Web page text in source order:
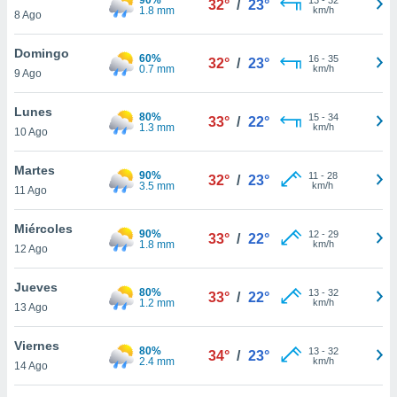
más
nuestra
y
de
disponible
cookies
aceptar
8 Ago
1.8 mm
32° / 23°
km/h
Domingo
9 Ago
60%
0.7 mm
32° / 23° 16- 35
km/h
Lunes
10 Ago
80%
1.3 mm
33° / 22° 15- 34
km/h
Martes
11 Ago
90%
3.5 mm
32° / 23° 11 - 28
km/h
Miércoles
12 Ago
90%
1.8 mm
33° / 22° 12- 29
km/h
Jueves
13 Ago
80%
1.2 mm
33° / 22° 13- 32
km/h
Viernes
14 Ago
80%
2.4 mm
34° / 23° 13- 32
km/h